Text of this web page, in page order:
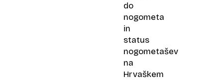
do
nogometa
in
status
nogometašev
na
Hrvaškem